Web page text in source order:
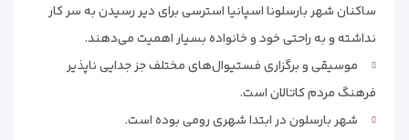
ساکنان شهر بارسلونا اسپانیا استرسی برای دیر رسیدن به سر کار
نداشته و به راحتی خود و خانواده بسیار اهمیت می‌دهند.
موسیقی و برگزاری فستیوال‌های مختلف جز جدایی ناپذیر
فرهنگ مردم کاتالان است.
شهر بارسلون در ابتدا شهری رومی بوده است.